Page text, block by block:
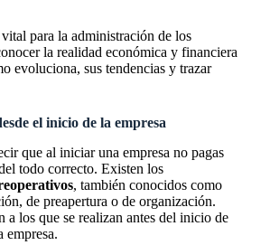
para la administración de los
la realidad económica y financiera
evoluciona, sus tendencias y trazar
el inicio de la empresa
que al iniciar una empresa no pagas
todo correcto. Existen los
, también conocidos como
de preapertura o de organización.
a los que se realizan antes del inicio de
empresa.